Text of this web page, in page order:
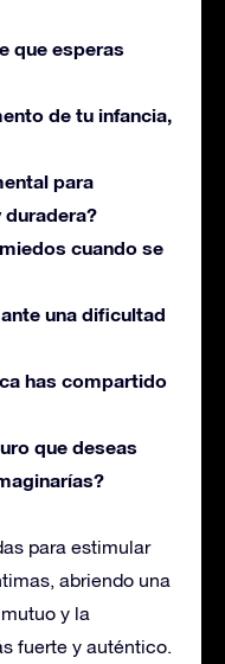
que esperas
de tu infancia,
para
duradera?
cuando se
una dificultad
has compartido
que deseas
para estimular
abriendo una
y la
fuerte y auténtico.